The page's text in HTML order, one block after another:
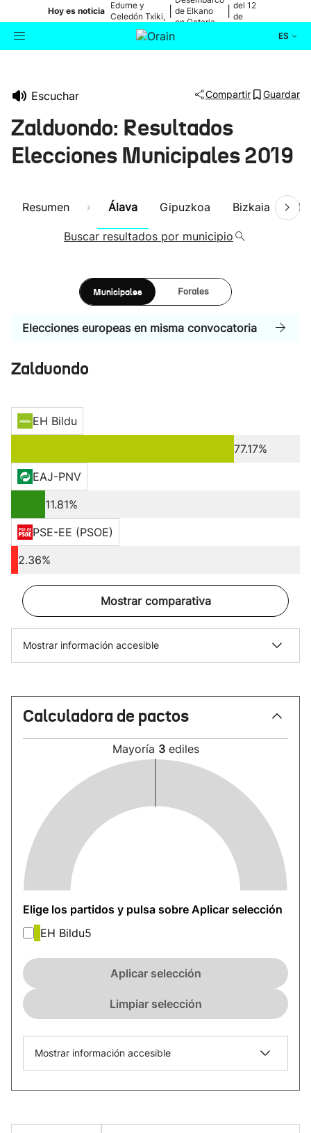
Hoy es noticia
Edurne y
Celedón Txiki,
en directo
de Elkano
en Getaria
del 12
de
ES
Cultura
Escuchar Compartir Guardar
Zalduondo: Resultados
Elecciones Municipales 2019
Resumen Álava Gipuzkoa Bizkaia
Buscar resultados por municipio
Municipales Forales
Elecciones europeas en misma convocatoria
Zalduondo
EH Bildu
77.17%
EAJ-PNV
11.81%
PSE-EE (PSOE)
2.36%
Mostrar comparativa
Mostrar información accesible
Calculadora de pactos
Mayoría 3 ediles
Elige los partidos y pulsa sobre Aplicar selección
EH Bildu5
Aplicar selección
Limpiar selección
Mostrar información accesible